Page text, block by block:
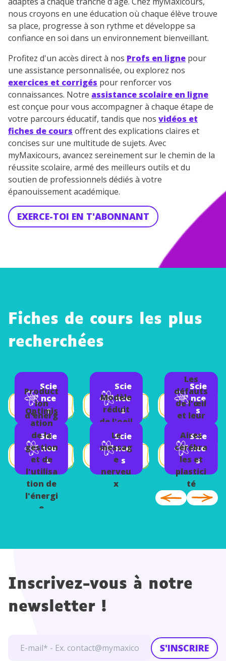
nous croyons en une éducation où chaque élève trouve
sa place, progresse à son rythme et développe sa
confiance en soi dans un environnement bienveillant.
Profitez d'un accès direct à nos Profs en ligne pour
une assistance personnalisée, ou explorez nos
exercices et corrigés pour renforcer vos
connaissances. Notre assistance scolaire en ligne
est conçue pour vous accompagner à chaque étape de
votre parcours éducatif, tandis que nos vidéos et
fiches de cours offrent des explications claires et
concises sur une multitude de sujets. Avec
myMaxicours, avancez sereinement sur le chemin de la
réussite scolaire, armé des meilleurs outils et du
soutien de professionnels dédiés à votre
épanouissement académique.
EXERCE-TOI EN T'ABONNANT
Fiches de cours les plus
recherchées
Scie
nce
s
Product
ion
d'énerg
ie
Scie
nce
s
Optimis
ation
de la
gestion
et de
l'utilisa
tion de
l'énergi
e
Scie
nce
s
Modèle
réduit
de l'oeil
Scie
nce
s
Le
messag
e
nerveu
x
Scie
nce
s
Les
défauts
de l'œil
et leur
ons
Scie
nce
s
Aires
cérébra
les et
plastici
té
Inscrivez-vous à notre
newsletter !
S'INSCRIRE